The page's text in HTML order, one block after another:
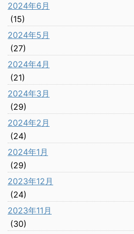
2024年6月
(15)
2024年5月
(27)
2024年4月
(21)
2024年3月
(29)
2024年2月
(24)
2024年1月
(29)
2023年12月
(24)
2023年11月
(30)